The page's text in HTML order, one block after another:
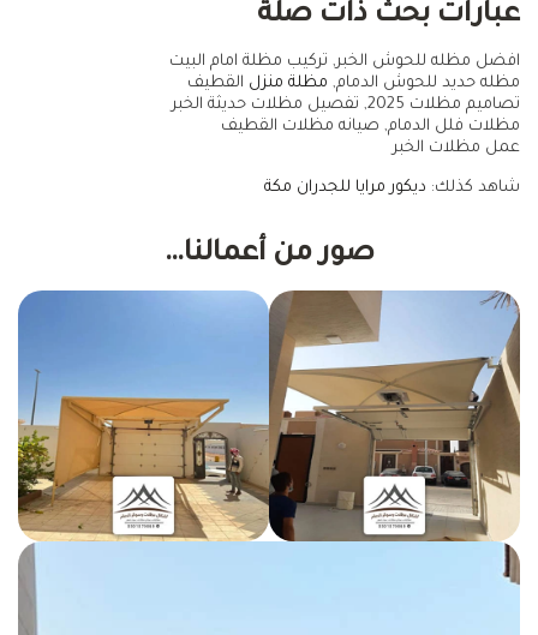
عبارات بحث ذات صلة
افضل مظله للحوش الخبر, تركيب مظلة امام البيت
مظله حديد للحوش الدمام, مظلة منزل القطيف
تصاميم مظلات 2025, تفصيل مظلات حديثة الخبر
مظلات فلل الدمام, صيانه مظلات القطيف
عمل مظلات الخبر
شاهد كذلك: ديكور مرايا للجدران مكة
صور من أعمالنا…